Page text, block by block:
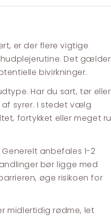
er der flere vigtige
Det gælder
bivirkninger.
Har du sart, tør eller
syrer. I stedet vælg
fortykket eller meget ru
anbefales 1-2
bør ligge med
øge risikoen for
midlertidig rødme, let